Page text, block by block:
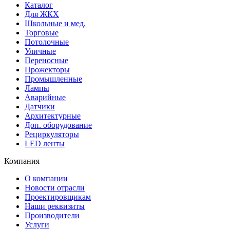
Каталог
Для ЖКХ
Школьные и мед.
Торговые
Потолочные
Уличные
Переносные
Прожекторы
Промышленные
Лампы
Аварийные
Датчики
Архитектурные
Доп. оборудование
Рециркуляторы
LED ленты
Компания
О компании
Новости отрасли
Проектировщикам
Наши реквизиты
Производители
Услуги